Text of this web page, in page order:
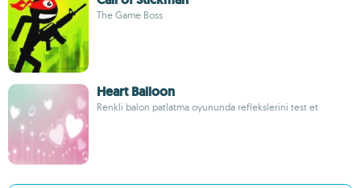
The Game Boss
Heart Balloon
Renkli balon patlatma oyununda reflekslerini test et